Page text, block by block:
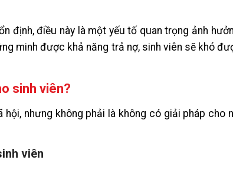
định, điều này là một yếu tố quan trọng ảnh
minh được khả năng trả nợ, sinh viên sẽ khó
sinh viên?
nhưng không phải là không có giải pháp cho
viên